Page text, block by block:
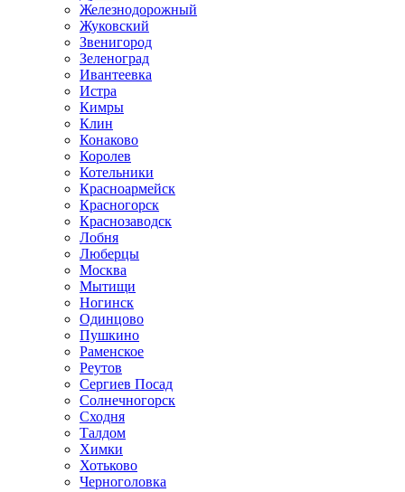
Железнодорожный
Жуковский
Звенигород
Зеленоград
Ивантеевка
Истра
Кимры
Клин
Конаково
Королев
Котельники
Красноармейск
Красногорск
Краснозаводск
Лобня
Люберцы
Москва
Мытищи
Ногинск
Одинцово
Пушкино
Раменское
Реутов
Сергиев Посад
Солнечногорск
Сходня
Талдом
Химки
Хотьково
Черноголовка